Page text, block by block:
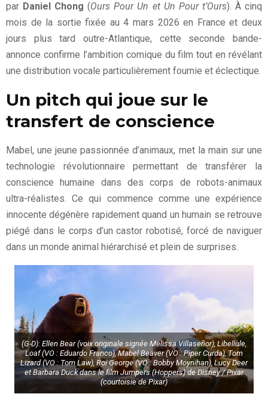
par Daniel Chong (Ours Pour Un et Un Pour t’Ours). À cinq
mois de la sortie fixée au 4 mars 2026 en France et deux
jours plus tard outre-Atlantique, cette seconde bande-
annonce confirme l’ambition comique du film tout en révélant
une distribution vocale particulièrement fournie et éclectique.
Un pitch qui joue sur le
transfert de conscience
Mabel, une jeune passionnée d’animaux, met la main sur une
technologie révolutionnaire permettant de transférer la
conscience humaine dans des corps de robots-animaux
ultra-réalistes. Ce qui commence comme une expérience
innocente dégénère rapidement quand un humain se retrouve
piégé dans le corps d’un castor robotisé, forcé de naviguer
dans un monde animal hiérarchisé et plein de surprises.
(G-D): Ellen Bear (voix originale signée Melissa Villaseñor), Libellule,
Loaf (VO : Eduardo Franco), Mabel Beaver (VO : Piper Curda), Tom
Lizard (VO : Tom Law), Roi George (VO : Bobby Moynihan), Lucy Deer
et Barbara Duck dans le film Jumpers (Hoppers) de Disney / Pixar
(courtoisie de Pixar)